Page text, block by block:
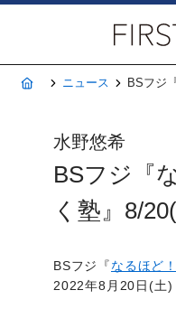
ホームニュース BSフジ
水野悠希
BSフジ『
く塾』8/
BSフジ『なるほど
2022年8月20日(土